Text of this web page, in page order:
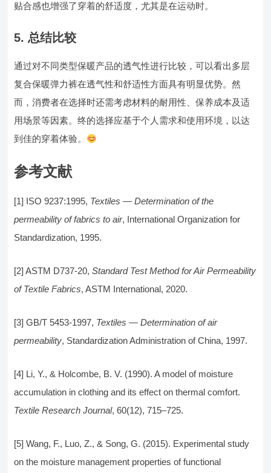
贴合感也增强了穿着的舒适度，尤其是在运动时。
5. 总结比较
通过对不同类型保暖产品的透气性进行比较，可以看出多层
复合保暖弹力裤在透气性和舒适性方面具有明显优势。然
而，消费者在选择时还需考虑材料的耐用性、保养成本及适
用场景等因素。终的选择应基于个人需求和使用环境，以达
到佳的穿着体验。
参考文献
[1] ISO 9237:1995, Textiles — Determination of the
permeability of fabrics to air, International Organization for
Standardization, 1995.
[2] ASTM D737-20,Standard Test Method for Air Permeability
of Textile Fabrics, ASTM International, 2020.
[3] GB/T 5453-1997, Textiles — Determination of air
permeability, Standardization Administration of China, 1997.
[4] Li, Y., & Holcombe, B. V. (1990). A model of moisture
accumulation in clothing and its effect on thermal comfort.
Textile Research Journal, 60(12), 715–725.
[5] Wang, F., Luo, Z., & Song, G. (2015). Experimental study
on the moisture management properties of functional